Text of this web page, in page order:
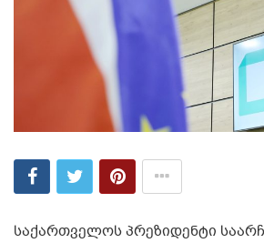
საქართველოს პრეზიდენტი